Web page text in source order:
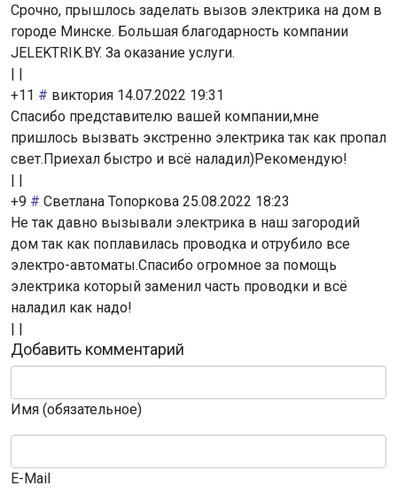
Срочно, прышлось заделать вызов электрика на дом в
городе Минске. Большая благодарность компании
JELEKTRIK.BY. За оказание услуги.
| |
+11 # виктория 14.07.2022 19:31
Спасибо представителю вашей компании,мне
пришлось вызвать экстренно электрика так как пропал
свет.Приехал быстро и всё наладил)Рекомендую!
| |
+9 # Светлана Топоркова 25.08.2022 18:23
Не так давно вызывали электрика в наш загородий
дом так как поплавилась проводка и отрубило все
электро-автоматы.Спасибо огромное за помощь
электрика который заменил часть проводки и всё
наладил как надо!
| |
Добавить комментарий
Имя (обязательное)
E-Mail